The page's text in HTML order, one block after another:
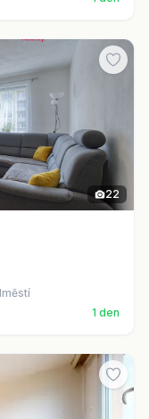
22
1 den